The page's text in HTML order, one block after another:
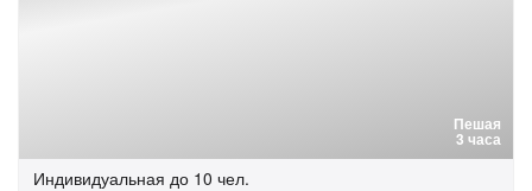
Пешая
3 часа
Индивидуальная до 10 чел.